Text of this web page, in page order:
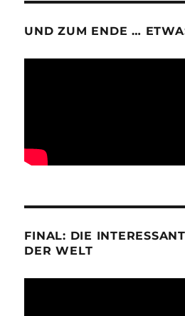
UND ZUM ENDE …
FINAL: DIE
DER WELT